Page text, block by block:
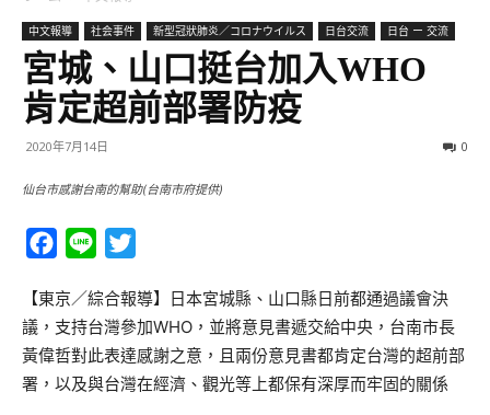
中文報導 社会事件 新型冠狀肺炎／コロナウイルス 日台交流 日台 ー 交流
宮城、山口挺台加入WHO
肯定超前部署防疫
2020年7月14日 0
仙台市感謝台南的幫助(台南市府提供)
Facebook
Line
【東京／綜合報導】日本宮城縣、山口縣日前都通過議會決
議，支持台灣參加WHO，並將意見書遞交給中央，台南市長
黃偉哲對此表達感謝之意，且兩份意見書都肯定台灣的超前部
署，以及與台灣在經濟、觀光等上都保有深厚而牢固的關係